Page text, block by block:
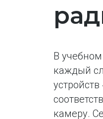
В
каждый
камеру.